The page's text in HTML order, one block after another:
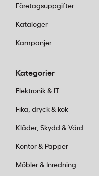
idag
USB-C för
2 dagar
någon av våra
Kundservice:Ring
17:00 på 011-440
Företagsuppgifter
Kataloger
Kampanjer
Kategorier
Elektronik & IT
Fika, dryck & kök
Kläder, Skydd & Vård
Kontor & Papper
Möbler & Inredning